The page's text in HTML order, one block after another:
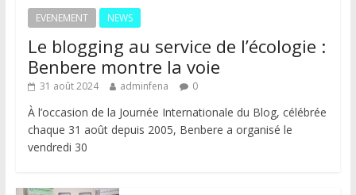
EVENEMENT NEWS
Le blogging au service de l’écologie :
Benbere montre la voie
31 août 2024 adminfena 0
À l’occasion de la Journée Internationale du Blog, célébrée
chaque 31 août depuis 2005, Benbere a organisé le
vendredi 30